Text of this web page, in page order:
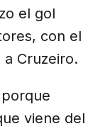
el gol
con el
Cruzeiro.
viene del